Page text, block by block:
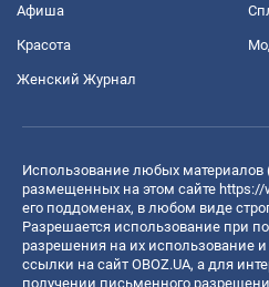
Афиша
Красота
Женский Журнал
Использование любых материалов
размещенных на этом сайте https://
его поддоменах, в любом виде
Разрешается использование при
разрешения на их использование
ссылки на сайт OBOZ.UA, а для
получении письменного